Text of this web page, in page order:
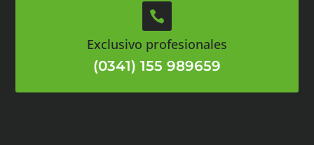

Exclusivo profesionales
(0341) 155 989659